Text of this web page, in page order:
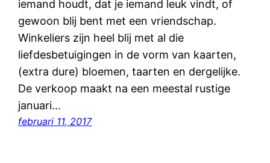
iemand houdt, dat je iemand leuk vindt, of
gewoon blij bent met een vriendschap.
Winkeliers zijn heel blij met al die
liefdesbetuigingen in de vorm van kaarten,
(extra dure) bloemen, taarten en dergelijke.
De verkoop maakt na een meestal rustige
januari…
februari 11, 2017